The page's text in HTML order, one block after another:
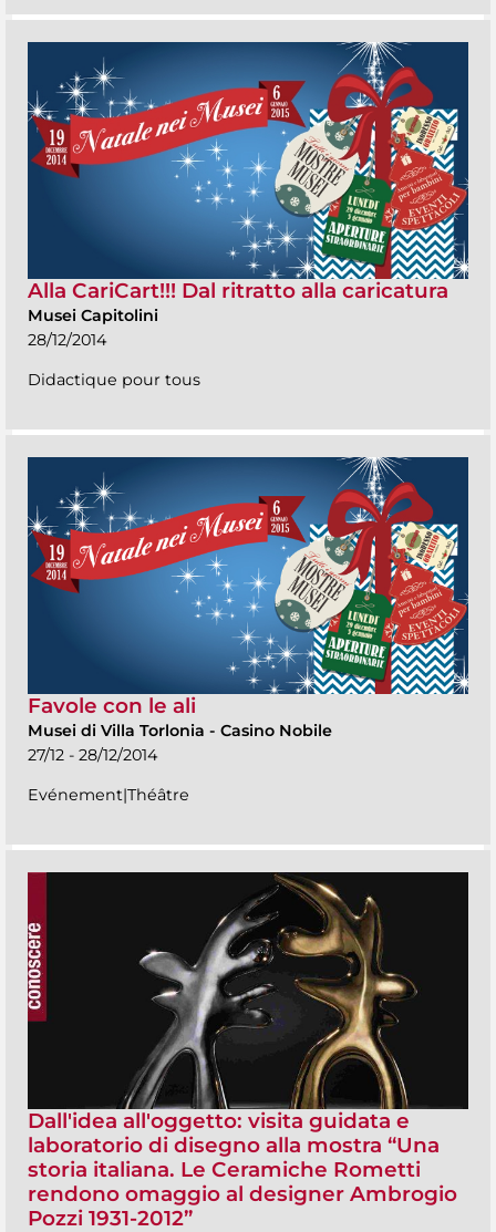
Alla CariCart!!! Dal ritratto alla caricatura
Musei Capitolini
28/12/2014
Didactique pour tous
Favole con le ali
Musei di Villa Torlonia - Casino Nobile
27/12 - 28/12/2014
Evénement|Théâtre
Dall'idea all'oggetto: visita guidata e
laboratorio di disegno alla mostra “Una
storia italiana. Le Ceramiche Rometti
rendono omaggio al designer Ambrogio
Pozzi 1931-2012”